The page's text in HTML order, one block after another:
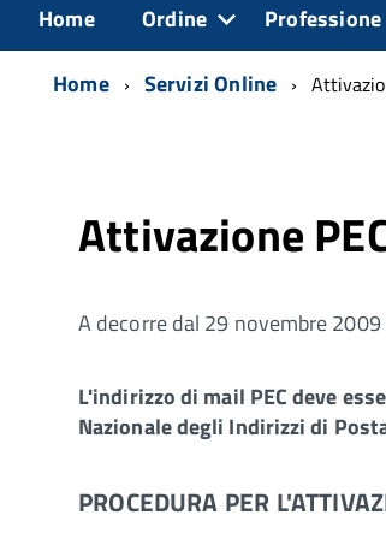
Home Ordine Professione
Home
Servizi Online
Attivazione
A decorre dal 29 novembre
L'indirizzo di mail PEC deve
Nazionale degli Indirizzi di
PROCEDURA PER